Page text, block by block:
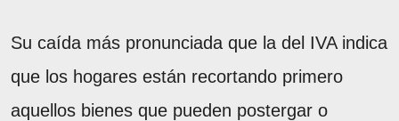
Su caída más pronunciada que la del IVA indica
que los hogares están recortando primero
aquellos bienes que pueden postergar o